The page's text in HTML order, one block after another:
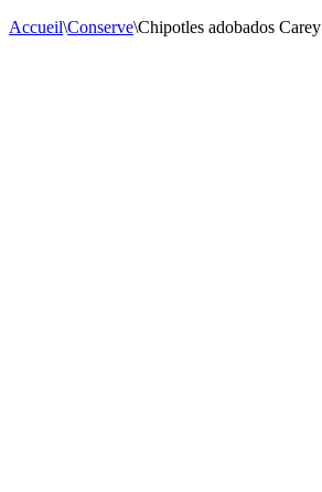
Accueil\Conserve\Chipotles adobados Carey